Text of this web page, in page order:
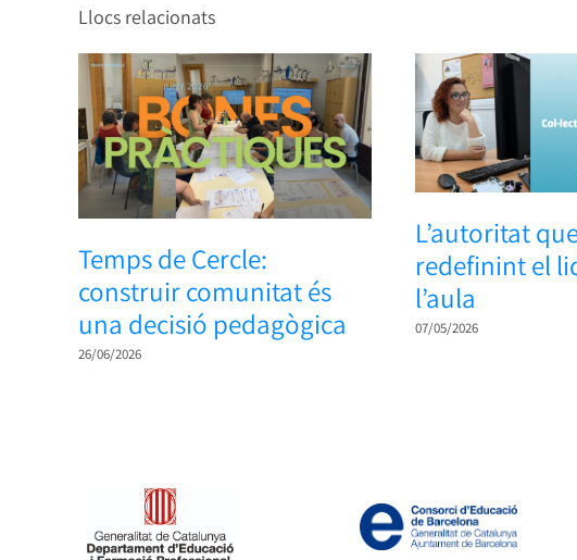
Llocs relacionats
Temps de Cercle:
construir comunitat és
una decisió pedagògica
26/06/2026
L’autoritat
redefinint el
l’aula
07/05/2026